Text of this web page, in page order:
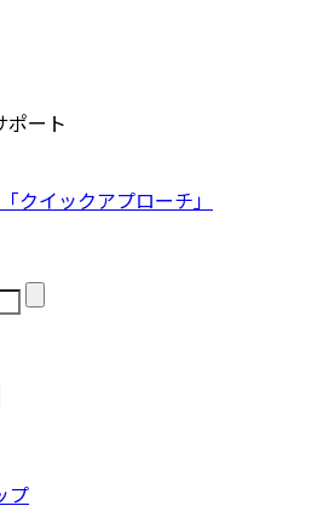
ポート
クイックアプローチ」
プ